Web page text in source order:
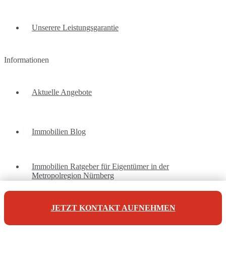
JETZT KONTAKT AUFNEHMEN
Unserere Leistungsgarantie
Informationen
Aktuelle Angebote
Immobilien Blog
Immobilien Ratgeber für Eigentümer in der
Metropolregion Nürnberg
Unsere Referenzen